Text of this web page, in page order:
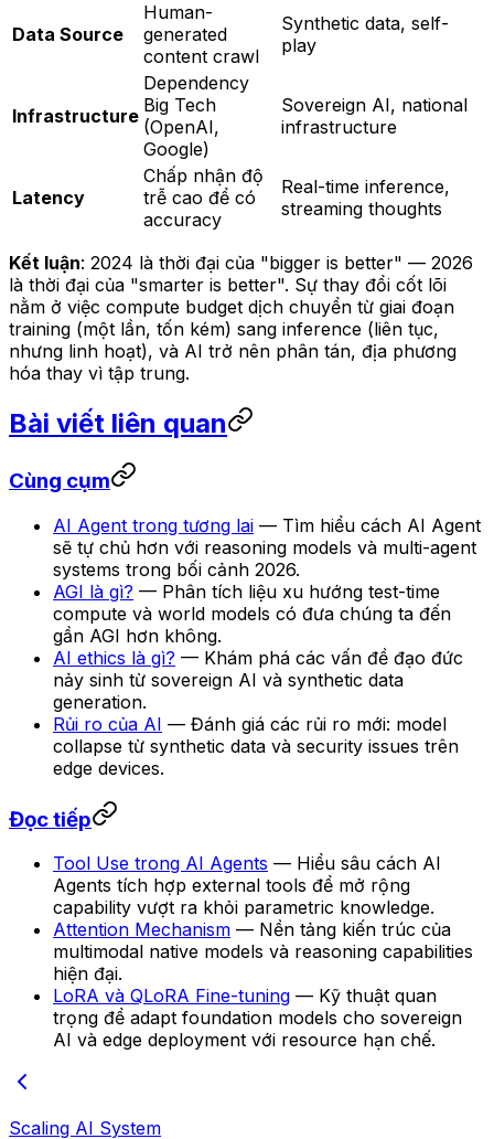
Data Source
Human-
generated
content crawl
Synthetic data, self-
play
Infrastructure
Dependency
Big Tech
(OpenAI,
Google)
Sovereign AI, national
infrastructure
Latency
Chấp nhận độ
trễ cao để có
accuracy
Real-time inference,
streaming thoughts
Kết luận: 2024 là thời đại của "bigger is better" — 2026
là thời đại của "smarter is better". Sự thay đổi cốt lõi
nằm ở việc compute budget dịch chuyển từ giai đoạn
training (một lần, tốn kém) sang inference (liên tục,
nhưng linh hoạt), và AI trở nên phân tán, địa phương
hóa thay vì tập trung.
Bài viết liên quan
Cùng cụm
AI Agent trong tương lai — Tìm hiểu cách AI Agent
sẽ tự chủ hơn với reasoning models và multi-agent
systems trong bối cảnh 2026.
AGI là gì? — Phân tích liệu xu hướng test-time
compute và world models có đưa chúng ta đến
gần AGI hơn không.
AI ethics là gì? — Khám phá các vấn đề đạo đức
nảy sinh từ sovereign AI và synthetic data
generation.
Rủi ro của AI — Đánh giá các rủi ro mới: model
collapse từ synthetic data và security issues trên
edge devices.
Đọc tiếp
Tool Use trong AI Agents — Hiểu sâu cách AI
Agents tích hợp external tools để mở rộng
capability vượt ra khỏi parametric knowledge.
Attention Mechanism — Nền tảng kiến trúc của
multimodal native models và reasoning capabilities
hiện đại.
LoRA và QLoRA Fine-tuning — Kỹ thuật quan
trọng để adapt foundation models cho sovereign
AI và edge deployment với resource hạn chế.
Scaling AI System